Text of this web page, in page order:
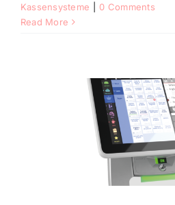
Kassensysteme
0 Comments
Read More